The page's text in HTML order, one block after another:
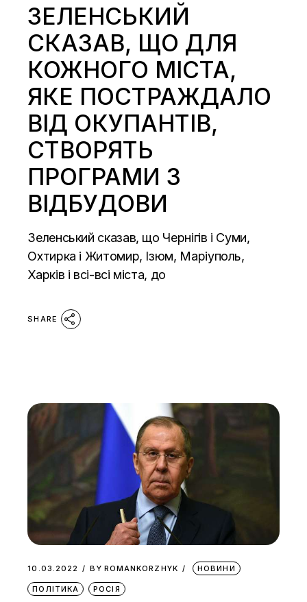
ЗЕЛЕНСЬКИЙ
СКАЗАВ, ЩО ДЛЯ
КОЖНОГО МІСТА,
ЯКЕ ПОСТРАЖДАЛО
ВІД ОКУПАНТІВ,
СТВОРЯТЬ
ПРОГРАМИ З
ВІДБУДОВИ
Зеленський сказав, що Чернігів і Суми,
Охтирка і Житомир, Ізюм, Маріуполь,
Харків і всі-всі міста, до
SHARE
10.03.2022 BY ROMANKORZHYK НОВИНИ
ПОЛІТИКА РОСІЯ